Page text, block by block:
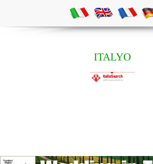
ITALYO